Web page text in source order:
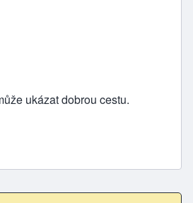
ukázat dobrou cestu.